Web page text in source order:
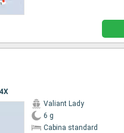
Valiant Lady
6 g
Cabina standard